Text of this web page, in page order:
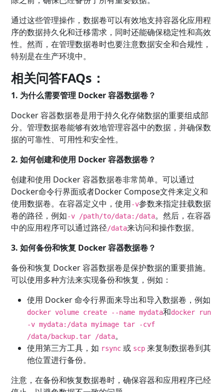
通过这些管理操作，数据卷可以有效地支持容器化应用程
序的数据持久化和迁移需求，同时还能确保稳定性和高效
性。然而，在管理数据卷时也要注意数据安全和合规性，
特别是在生产环境中。
相关问答FAQs：
1. 为什么需要管理 Docker 容器数据卷？
Docker 容器数据卷是用于持久化存储数据的重要组成部
分。管理数据卷能够有效地管理容器中的数据，并确保数
据的可靠性、可用性和安全性。
2. 如何创建和使用 Docker 容器数据卷？
创建和使用 Docker 容器数据卷非常简单。可以通过
Docker命令行界面或者Docker Compose文件来定义和
使用数据卷。在容器定义中，使用-v参数来指定挂载数据
卷的路径，例如-v /path/to/data:/data。然后，在容器
中的应用程序可以通过路径/data来访问和操作数据。
3. 如何备份和恢复 Docker 容器数据卷？
备份和恢复 Docker 容器数据卷是保护数据的重要措施。
可以使用多种方法来实现备份和恢复，例如：
使用 Docker 命令行界面来导出和导入数据卷，例如
docker volume create --name mydata和docker run
-v mydata:/data myimage tar -cvf
/data/backup.tar /data。
使用第三方工具，如 rsync 或 scp 来复制数据卷到其
他位置进行备份。
注意，在备份和恢复数据卷时，确保容器和应用程序已经